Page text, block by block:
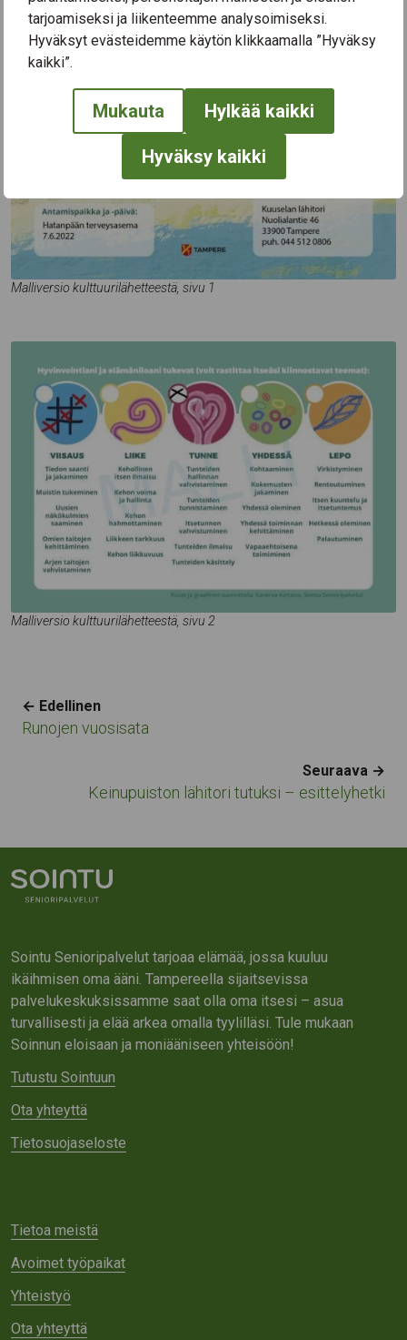
tarjoamiseksi ja liikenteemme analysoimiseksi.
Hyväksyt evästeidemme käytön klikkaamalla ”Hyväksy
kaikki”.
Mukauta Hylkää kaikki
Hyväksy kaikki
Malliversio kulttuurilähetteestä, sivu 1
Malliversio kulttuurilähetteestä, sivu 2
Navigation
← Edellinen
Runojen vuosisata
Seuraava →
Keinupuiston lähitori tutuksi – esittelyhetki
Sointu Senioripalvelut tarjoaa elämää, jossa kuuluu
ikäihmisen oma ääni. Tampereella sijaitsevissa
palvelukeskuksissamme saat olla oma itsesi – asua
turvallisesti ja elää arkea omalla tyylilläsi. Tule mukaan
Soinnun eloisaan ja moniääniseen yhteisöön!
Tutustu Sointuun
Ota yhteyttä
Tietosuojaseloste
Tietoa meistä
Avoimet työpaikat
Yhteistyö
Ota yhteyttä